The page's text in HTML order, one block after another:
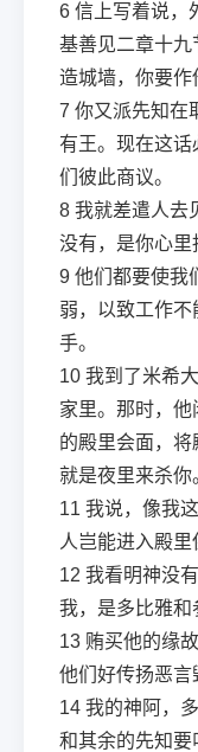
6 信上写着说，
基善见二章十
造城墙，你要作
7 你又派先知在
有王。现在这
们彼此商议。
8 我就差遣人去
没有，是你心里
9 他们都要使我
弱，以致工作
手。
10 我到了米希
家里。那时，
的殿里会面，将
就是夜里来杀你
11 我说，像我
人岂能进入殿里
12 我看明神没
我，是多比雅和
13 贿买他的缘
他们好传扬恶言
14 我的神阿，
和其余的先知要